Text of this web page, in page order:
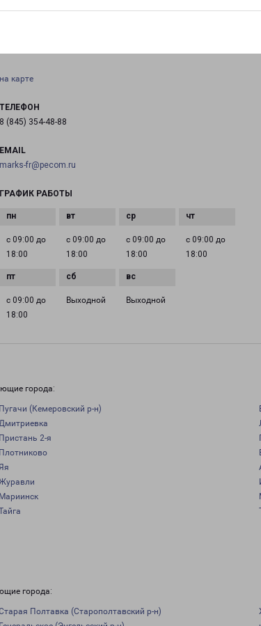
на карте
ТЕЛЕФОН
8 (845) 354-48-88
EMAIL
marks-fr@pecom.ru
ГРАФИК РАБОТЫ
с 09:00 до
18:00
с 09:00 до
18:00
с 09:00 до
18:00
с 09:00 до
18:00
с 09:00 до
18:00
Выходной Выходной
города:
Пугачи (Кемеровский р-н)
Пристань 2-я
Плотниково
Мариинск
города:
Полтавка (Старополтавский р-н)